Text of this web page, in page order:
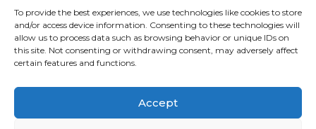
To provide the best experiences, we use technologies like cookies to store
and/or access device information. Consenting to these technologies will
allow us to process data such as browsing behavior or unique IDs on
this site. Not consenting or withdrawing consent, may adversely affect
certain features and functions.
Accept
Terms and Conditions Cookie Policy (EU)
Privacyverklaring